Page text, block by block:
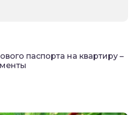
паспорта на квартиру –